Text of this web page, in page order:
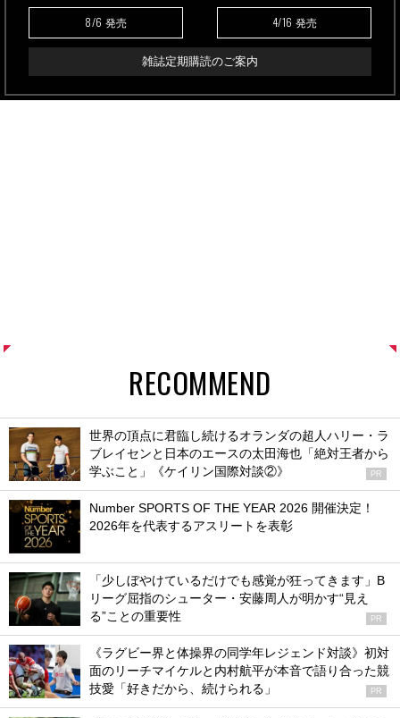
8/6 発売 4/16 発売
雑誌定期購読のご案内
RECOMMEND
世界の頂点に君臨し続けるオランダの超人ハリー・ラ
ブレイセンと日本のエースの太田海也「絶対王者から
学ぶこと」《ケイリン国際対談②》
PR
Number SPORTS OF THE YEAR 2026 開催決定！
2026年を代表するアスリートを表彰
「少しぼやけているだけでも感覚が狂ってきます」B
リーグ屈指のシューター・安藤周人が明かす“見え
る”ことの重要性
PR
《ラグビー界と体操界の同学年レジェンド対談》初対
面のリーチマイケルと内村航平が本音で語り合った競
技愛「好きだから、続けられる」
PR